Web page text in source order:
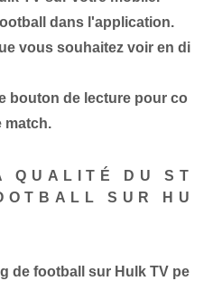
dans l'application.
vous souhaitez voir en di
bouton de lecture pour co
match.
QUALITÉ DU ST
SUR HU
de football sur Hulk TV pe